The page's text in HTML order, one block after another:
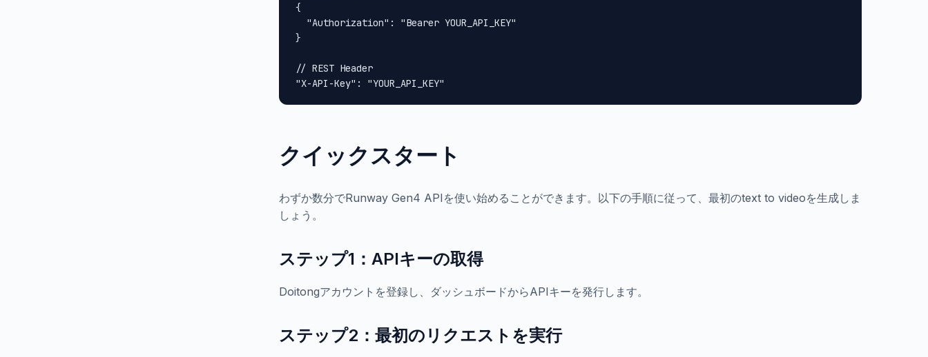
{
  "Authorization": "Bearer YOUR_API_KEY"
}
// REST Header
"X-API-Key": "YOUR_API_KEY"
クイックスタート
わずか数分でRunway Gen4 APIを使い始めることができます。以下の手順に従って、最初のtext to videoを生成しま
しょう。
ステップ1：APIキーの取得
Doitongアカウントを登録し、ダッシュボードからAPIキーを発行します。
ステップ2：最初のリクエストを実行